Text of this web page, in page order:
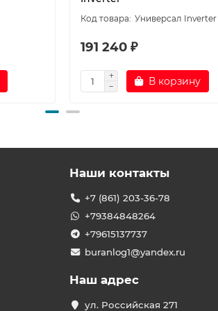
Универсал Inverter
191 240 ₽
В корзину
Наши контакты
+7 (861) 203-36-78
+79384848264
+79615137737
buranlog1@yandex.ru
Наш адрес
ул. Российская 271